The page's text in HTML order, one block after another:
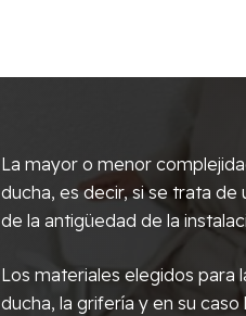
La mayor o menor
ducha, es decir, si se trata
de la antigüedad de la
Los materiales elegidos para
ducha, la grifería y en su